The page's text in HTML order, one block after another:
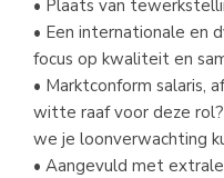
• Plaats van
• Een internationale en
focus op kwaliteit en
• Marktconform salaris,
witte raaf voor deze
we je loonverwachting
• Aangevuld met